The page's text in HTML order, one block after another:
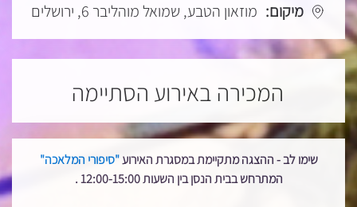
מיקום: מוזאון הטבע, שמואל מוהליבר 6, ירושלים
המכירה באירוע הסתיימה
שימו לב - ההצגה מתקיימת במסגרת האירוע"סיפורי המלאכה"
המתרחש בבית הנסן בין השעות 12:00-15:00 .